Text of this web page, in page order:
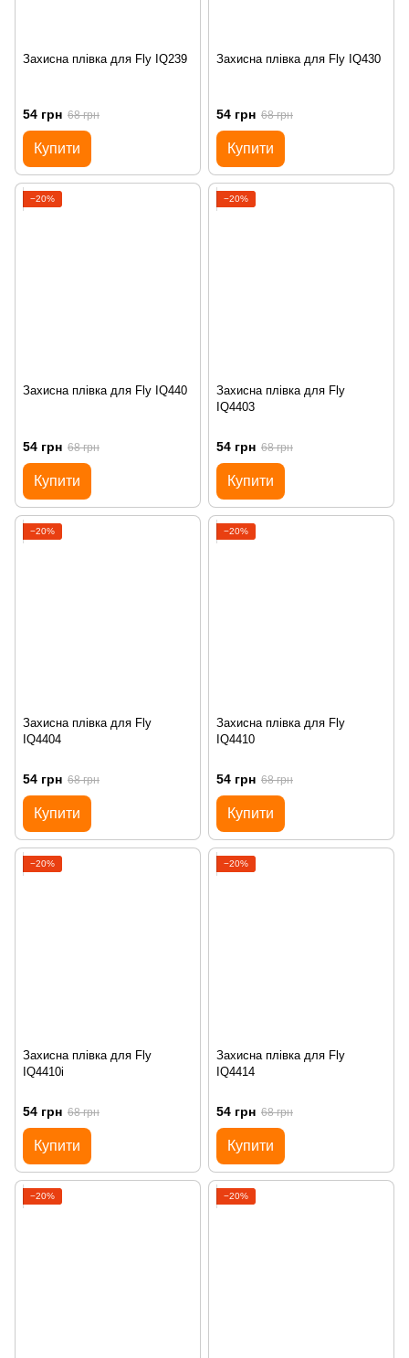
Захисна плівка для Fly IQ239
54 грн 68 грн
Купити
Захисна плівка для Fly IQ430
54 грн 68 грн
Купити
−20%
Захисна плівка для Fly IQ440
54 грн 68 грн
Купити
−20%
Захисна плівка для Fly
IQ4403
54 грн 68 грн
Купити
−20%
Захисна плівка для Fly
IQ4404
54 грн 68 грн
Купити
−20%
Захисна плівка для Fly
IQ4410
54 грн 68 грн
Купити
−20%
Захисна плівка для Fly
IQ4410i
54 грн 68 грн
Купити
−20%
Захисна плівка для Fly
IQ4414
54 грн 68 грн
Купити
−20% −20%